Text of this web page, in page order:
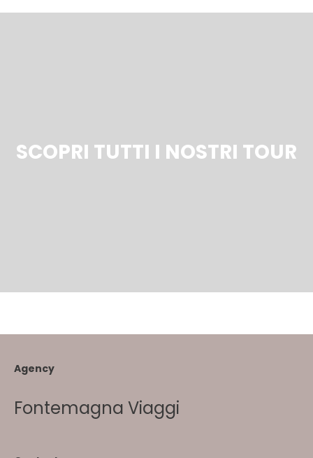
SCOPRI TUTTI I NOSTRI TOUR
Agency
Fontemagna Viaggi